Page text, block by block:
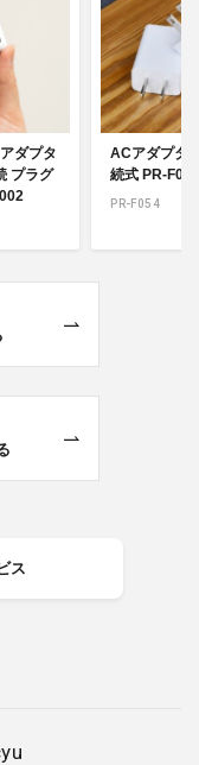
ダプタ
プラグ
ACアダプタ
続式 PR-
PR-F054
ス